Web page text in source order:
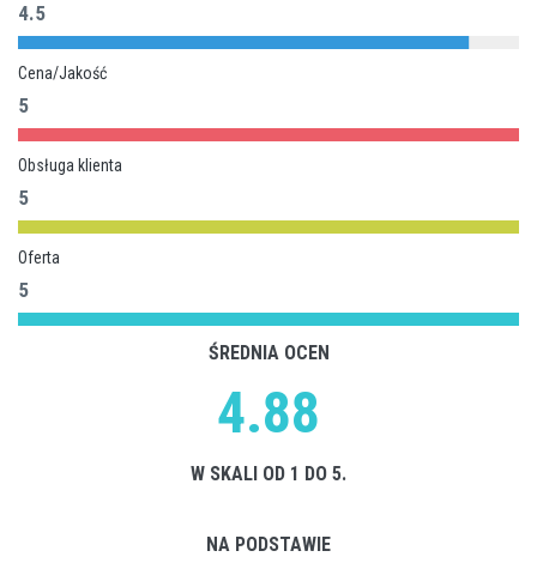
4.5
Cena/Jakość
5
Obsługa klienta
5
Oferta
5
ŚREDNIA OCEN
4.88
W SKALI OD 1 DO 5.
NA PODSTAWIE